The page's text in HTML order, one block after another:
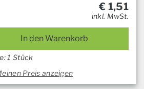
€ 1,51
inkl. MwSt.
In den Warenkorb
1 Stück
Preis anzeigen